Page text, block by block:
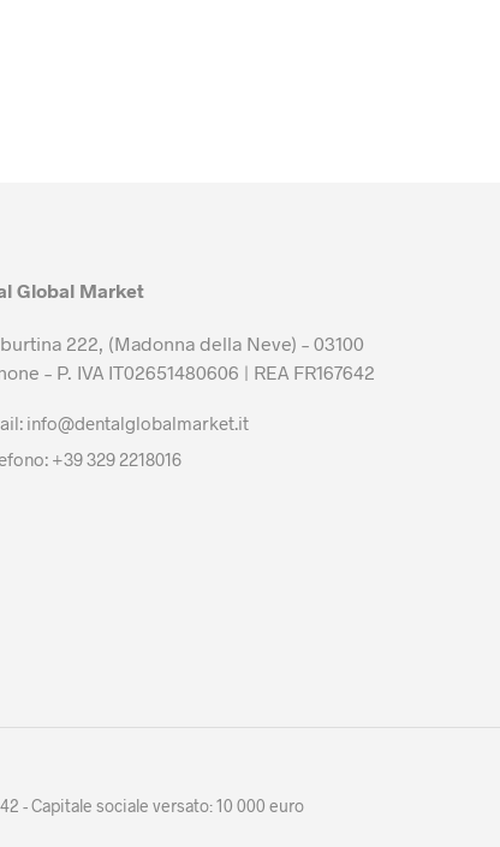
Global Market
222, (Madonna della Neve) – 03100
– P. IVA IT02651480606 | REA FR167642
info@dentalglobalmarket.it
+39 329 2218016
- Capitale sociale versato: 10 000 euro